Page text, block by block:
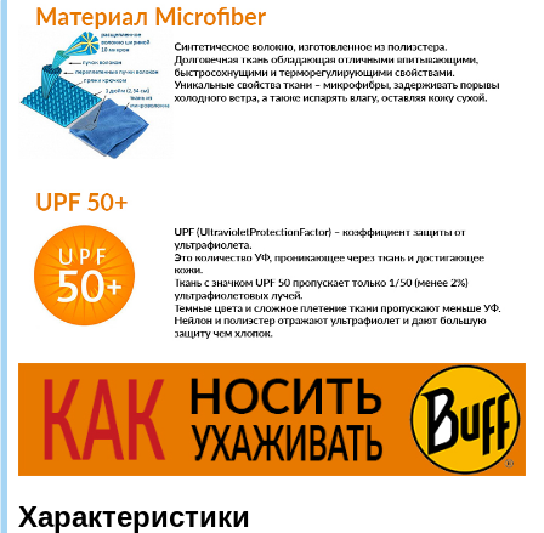
Характеристики